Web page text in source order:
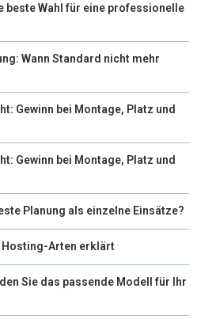
beste Wahl für eine professionelle
Wann Standard nicht mehr
Gewinn bei Montage, Platz und
Gewinn bei Montage, Platz und
Planung als einzelne Einsätze?
Hosting-Arten erklärt
Sie das passende Modell für Ihr